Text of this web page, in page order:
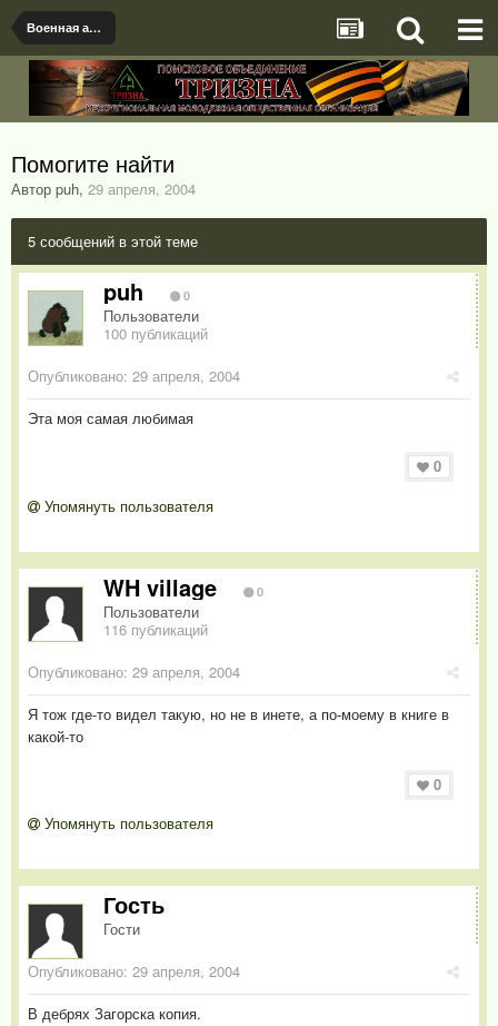
Военная археология
Помогите найти
Автор puh, 29 апреля, 2004
5 сообщений в этой теме
puh 0
Пользователи
100 публикаций
Опубликовано: 29 апреля, 2004
Эта моя самая любимая
0
Упомянуть пользователя
WH village 0
Пользователи
116 публикаций
Опубликовано: 29 апреля, 2004
Я тож где-то видел такую, но не в инете, а по-моему в книге в
какой-то
0
Упомянуть пользователя
Гость
Гости
Опубликовано: 29 апреля, 2004
В дебрях Загорска копия.